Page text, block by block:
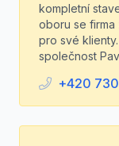
kompletní
oboru se firma
pro své
společnost
+420